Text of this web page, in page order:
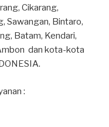
Cikarang,
Sawangan, Bintaro,
Batam, Kendari,
dan kota-kota
: